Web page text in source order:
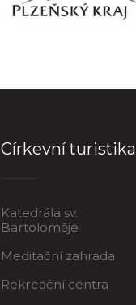
Církevní turistika
Katedrála sv.
Bartoloměje
Meditační zahrada
Rekreační centra